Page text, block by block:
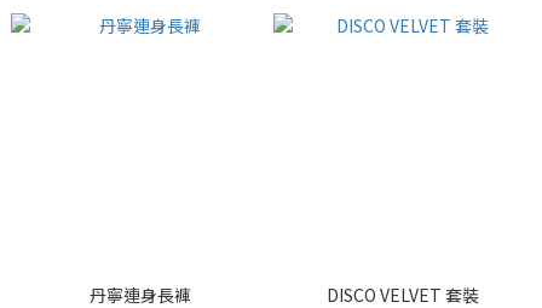
丹寧連身長褲 DISCO VELVET 套裝